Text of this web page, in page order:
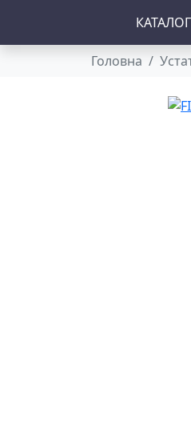
Головна
КАТАЛОГ